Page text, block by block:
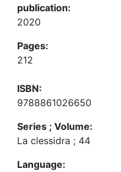
publication:
2020
Pages:
212
ISBN:
9788861026650
Series ; Volume:
La clessidra ; 44
Language: